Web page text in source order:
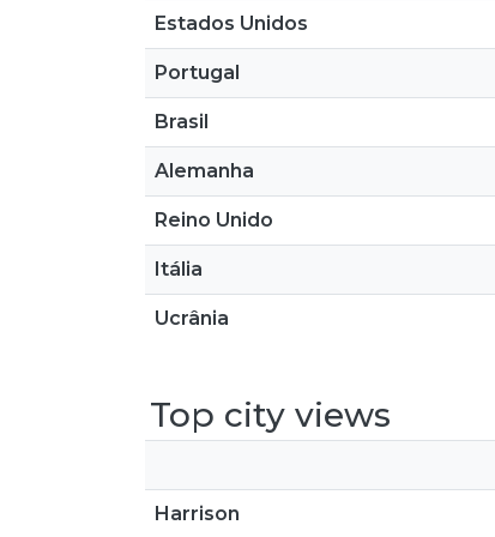
Estados Unidos
Portugal
Brasil
Alemanha
Reino Unido
Itália
Ucrânia
Top city views
Harrison